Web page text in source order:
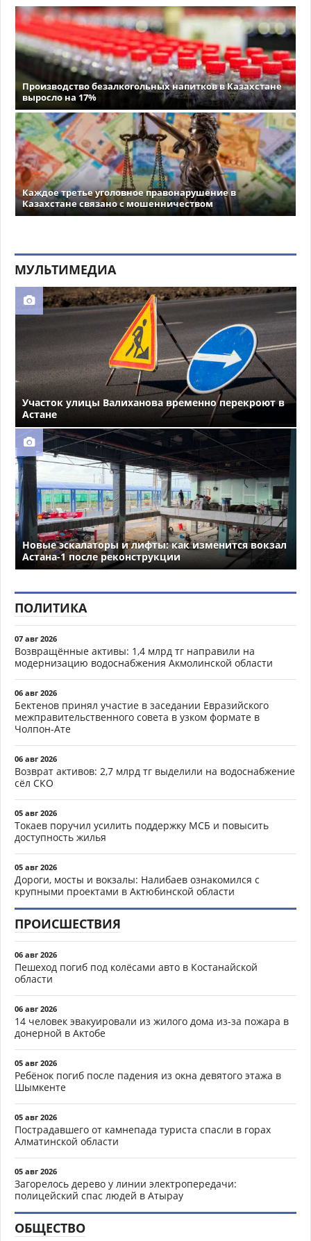
Производство безалкогольных напитков в Казахстане
выросло на 17%
Каждое третье уголовное правонарушение в
Казахстане связано с мошенничеством
МУЛЬТИМЕДИА
Участок улицы Валиханова временно перекроют в
Астане
Новые эскалаторы и лифты: как изменится вокзал
Астана-1 после реконструкции
ПОЛИТИКА
07 авг 2026
Возвращённые активы: 1,4 млрд тг направили на
модернизацию водоснабжения Акмолинской области
06 авг 2026
Бектенов принял участие в заседании Евразийского
межправительственного совета в узком формате в
Чолпон-Ате
06 авг 2026
Возврат активов: 2,7 млрд тг выделили на водоснабжение
сёл СКО
05 авг 2026
Токаев поручил усилить поддержку МСБ и повысить
доступность жилья
05 авг 2026
Дороги, мосты и вокзалы: Налибаев ознакомился с
крупными проектами в Актюбинской области
ПРОИСШЕСТВИЯ
06 авг 2026
Пешеход погиб под колёсами авто в Костанайской
области
06 авг 2026
14 человек эвакуировали из жилого дома из-за пожара в
донерной в Актобе
05 авг 2026
Ребёнок погиб после падения из окна девятого этажа в
Шымкенте
05 авг 2026
Пострадавшего от камнепада туриста спасли в горах
Алматинской области
05 авг 2026
Загорелось дерево у линии электропередачи:
полицейский спас людей в Атырау
ОБЩЕСТВО